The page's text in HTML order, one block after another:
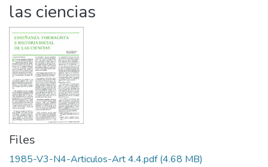
las ciencias
Files
1985-V3-N4-Articulos-Art 4.4.pdf(4.68 MB)